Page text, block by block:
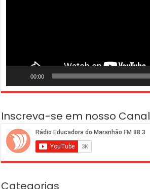
00:00
Inscreva-se em nosso Canal
Categorias